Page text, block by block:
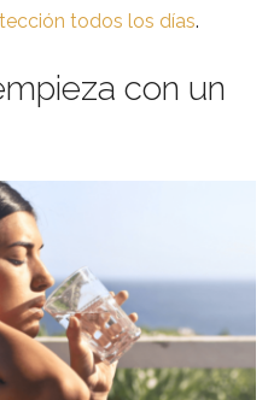
todos los días.
con un